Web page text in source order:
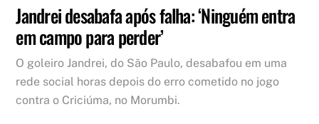
Jandrei desabafa após falha: ‘Ninguém entra
em campo para perder’
O goleiro Jandrei, do São Paulo, desabafou em uma
rede social horas depois do erro cometido no jogo
contra o Criciúma, no Morumbi.